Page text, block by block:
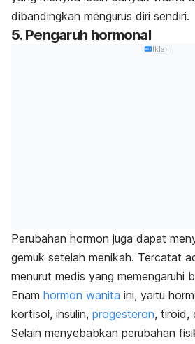
dibandingkan mengurus diri sendiri.
5. Pengaruh hormonal
Iklan
Perubahan hormon juga dapat
gemuk setelah menikah. Tercatat
menurut medis yang memengaruhi
Enam hormon wanita ini, yaitu
kortisol, insulin, progesteron, tiroid,
Selain menyebabkan perubahan